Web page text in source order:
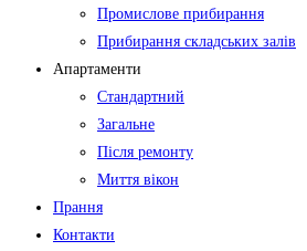
Промислове прибирання
Прибирання складських залів
Апартаменти
Стандартний
Загальне
Після ремонту
Миття вікон
Прання
Контакти